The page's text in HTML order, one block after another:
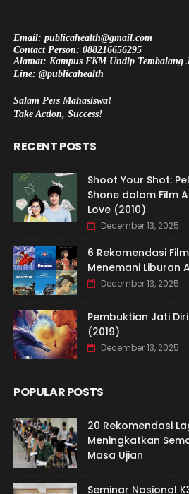
Email: publicahealth@gmail.com
Contact Person: 088216656295
Alamat: Kampus FKM Undip Tembalang
Line: @publicahealth
Salam Pers Mahasiswa!
Take Action, Success!
RECENT POSTS
Shoot Your Shot:
Shone dalam Film
Love (2010)
December 13, 2025
6 Rekomendasi
Menemani Liburan
December 13, 2025
Pembuktian Jati
(2019)
December 13, 2025
POPULAR POSTS
20 Rekomendasi
Meningkatkan
Masa Ujian
Seminar Nasional